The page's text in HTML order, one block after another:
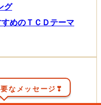
グ
すめのＴＣＤテーマ
なメッセージ❣